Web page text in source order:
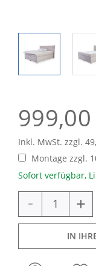
Inkl. MwSt. zzgl.
Sofort verfügbar,
Montage zzgl.
- +
IN